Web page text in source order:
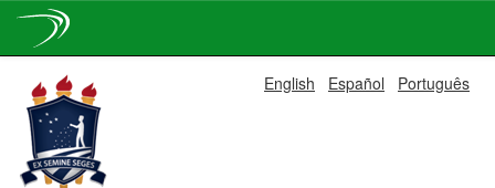
navigation
English Español Português